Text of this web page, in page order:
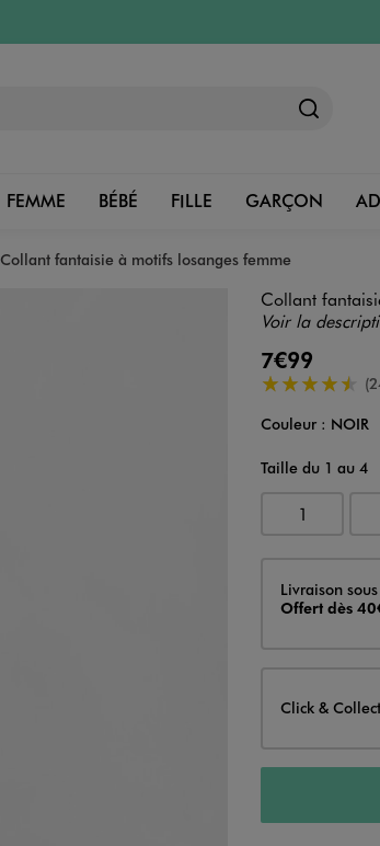
FEMME BÉBÉ FILLE GARÇON
Collant fantaisie à motifs losanges femme
Collant
Voir la
7€99
4.5/5 de
Couleur
Couleur : NOIR
Taille du 1 au 4
1
Livraison
Livraison
Offert dès
Click &